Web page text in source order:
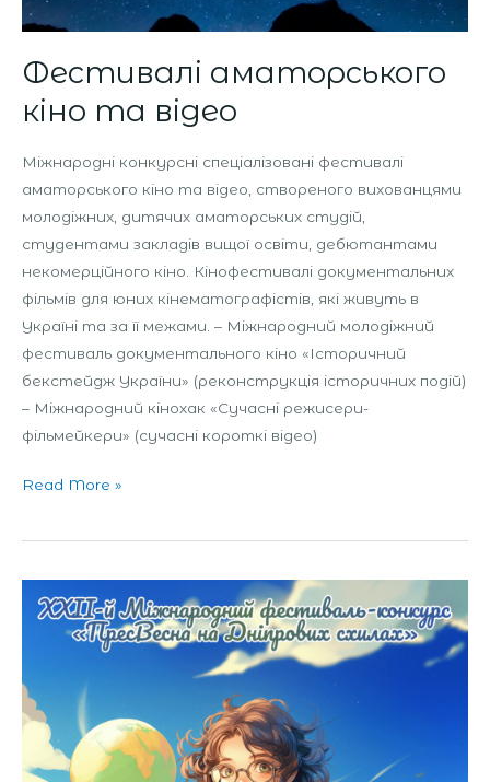
Фестивалі аматорського
кіно та відео
Міжнародні конкурсні спеціалізовані фестивалі
аматорського кіно та відео, створеного вихованцями
молодіжних, дитячих аматорських студій,
студентами закладів вищої освіти, дебютантами
некомерційного кіно. Кінофестивалі документальних
фільмів для юних кінематографістів, які живуть в
Україні та за її межами. – Міжнародний молодіжний
фестиваль документального кіно «Історичний
бекстейдж України» (реконструкція історичних подій)
– Міжнародний кінохак «Сучасні режисери-
фільмейкери» (сучасні короткі відео)
Read More »
медіафестиваль-
конкурс
на
Дніпрових
схилах»